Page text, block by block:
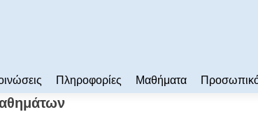
Πληροφορίες Μαθήματα